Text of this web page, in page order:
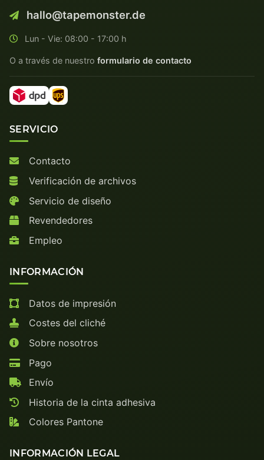
hallo@tapemonster.de
Lun - Vie: 08:00 - 17:00 h
O a través de nuestro formulario de contacto
SERVICIO
Contacto
Verificación de archivos
Servicio de diseño
Revendedores
Empleo
INFORMACIÓN
Datos de impresión
Costes del cliché
Sobre nosotros
Pago
Envío
Historia de la cinta adhesiva
Colores Pantone
INFORMACIÓN LEGAL